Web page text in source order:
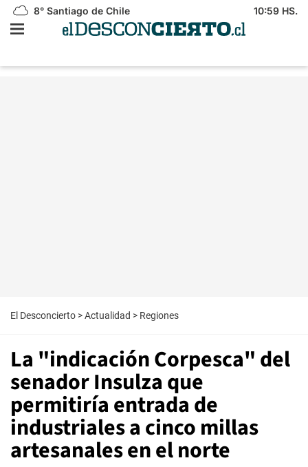
8° Santiago de Chile 10:59 HS.
El Desconcierto >Actualidad > Regiones
La "indicación Corpesca" del
senador Insulza que
permitiría entrada de
industriales a cinco millas
artesanales en el norte